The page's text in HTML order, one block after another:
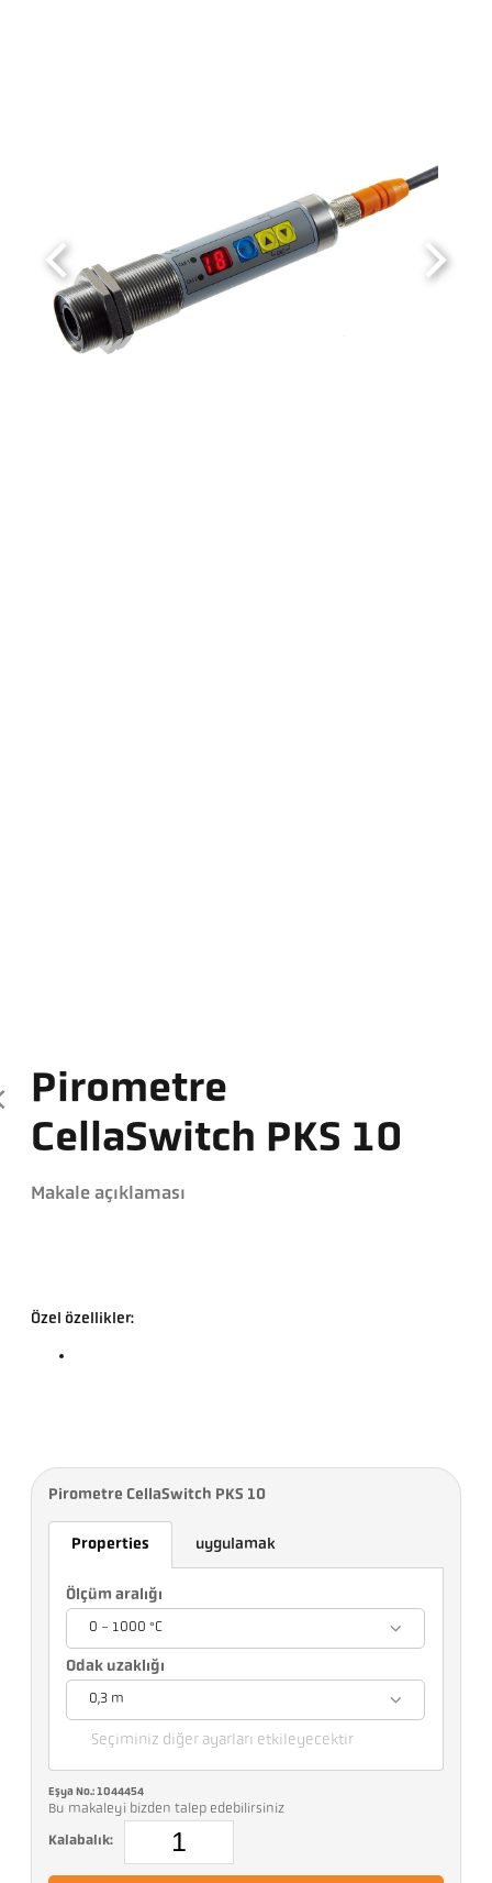
Pirometre
CellaSwitch PKS 10
Makale açıklaması
Özel özellikler:
Pirometre CellaSwitch PKS 10
Properties uygulamak
Ölçüm aralığı
0 - 1000 °C
Odak uzaklığı
0,3 m
Seçiminiz diğer ayarları etkileyecektir
Eşya No.: 1044454
Bu makaleyi bizden talep edebilirsiniz
Kalabalık: